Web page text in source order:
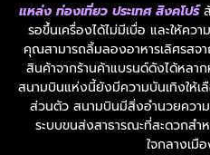
แหล่ง ท่องเที่ยว ประเทศ สิงคโปร์สั
รอขึ้นเครื่องได้ไม่มีเบื่อ และให้คว
คุณสามารถลิ้มลองอาหารเลิศรสจ
สินค้าจากร้านค้าแบรนด์ดังได้หลา
สนามบินแห่งนี้ยังมีความบันเทิงให้เ
ส่วนตัว สนามบินมีสิ่งอำนวยควา
ระบบขนส่งสาธารณะที่สะดวกสำ
ใจกลางเมื